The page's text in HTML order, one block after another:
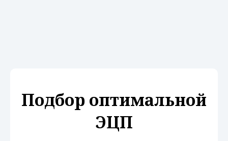
Подбор оптимальной
ЭЦП